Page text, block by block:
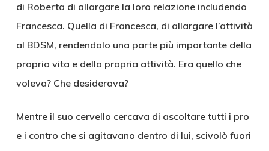
di Roberta di allargare la loro relazione includendo
Francesca. Quella di Francesca, di allargare l’attività
al BDSM, rendendolo una parte più importante della
propria vita e della propria attività. Era quello che
voleva? Che desiderava?
Mentre il suo cervello cercava di ascoltare tutti i pro
e i contro che si agitavano dentro di lui, scivolò fuori